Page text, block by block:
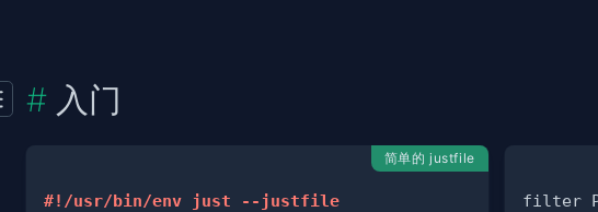
入门
简单的 justfile
#!/usr/bin/env just --justfile